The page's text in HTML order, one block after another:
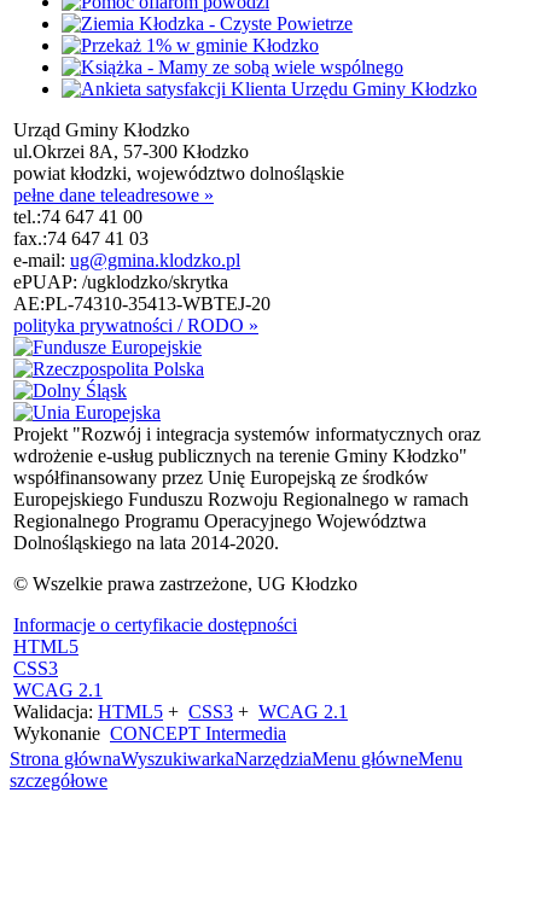
Urząd Gminy Kłodzko
ul.Okrzei 8A, 57-300 Kłodzko
powiat kłodzki, województwo dolnośląskie
pełne dane teleadresowe »
tel.:74 647 41 00
fax.:74 647 41 03
e-mail: ug@gmina.klodzko.pl
ePUAP: /ugklodzko/skrytka
AE:PL-74310-35413-WBTEJ-20
polityka prywatności / RODO »
Projekt "Rozwój i integracja systemów informatycznych oraz
wdrożenie e-usług publicznych na terenie Gminy Kłodzko"
współfinansowany przez Unię Europejską ze środków
Europejskiego Funduszu Rozwoju Regionalnego w ramach
Regionalnego Programu Operacyjnego Województwa
Dolnośląskiego na lata 2014-2020.
© Wszelkie prawa zastrzeżone, UG Kłodzko
Informacje o certyfikacie dostępności
HTML5
CSS3
WCAG 2.1
Walidacja: HTML5 + CSS3 + WCAG 2.1
Wykonanie CONCEPT Intermedia
Strona głównaWyszukiwarkaNarzędziaMenu główneMenu
szczegółowe